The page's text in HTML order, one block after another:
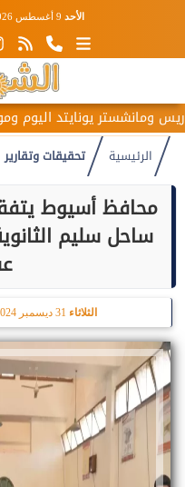
الأحد
يونايتد اليوم وموعد
الرئيسية تحقيقات وتقارير
محافظ أسيوط
ساحل سليم
الثلاثاء